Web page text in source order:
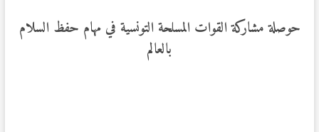
حوصلة مشاركة القوات المسلحة التونسية في مهام حفظ السلام
بالعالم